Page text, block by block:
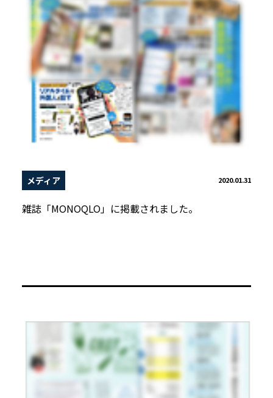
メディア 2020.01.31
雑誌「MONOQLO」に掲載されました。